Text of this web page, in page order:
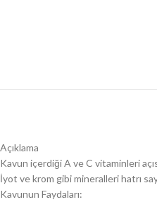
Açıklama
Kavun içerdiği A ve C vitaminleri
İyot ve krom gibi mineralleri hatrı
Kavunun Faydaları: